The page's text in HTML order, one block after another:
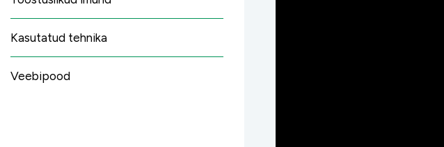
Kasutatud tehnika
Veebipood